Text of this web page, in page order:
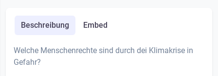
Beschreibung Embed
Welche Menschenrechte sind durch dei Klimakrise in
Gefahr?